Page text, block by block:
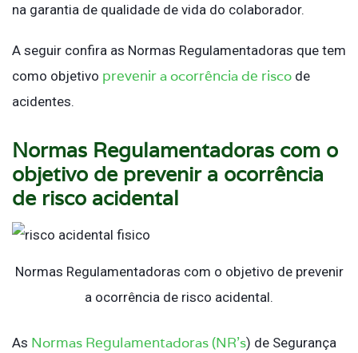
na garantia de qualidade de vida do colaborador.
A seguir confira as Normas Regulamentadoras que tem
como objetivo prevenir a ocorrência de risco de
acidentes.
Normas Regulamentadoras com o
objetivo de prevenir a ocorrência
de risco acidental
Normas Regulamentadoras com o objetivo de prevenir
a ocorrência de risco acidental.
As Normas Regulamentadoras (NR’s) de Segurança